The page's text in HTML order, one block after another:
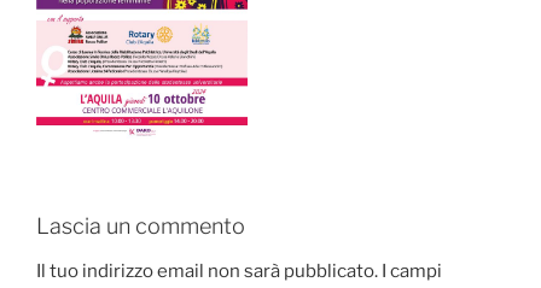
Lascia un commento
Il tuo indirizzo email non sarà pubblicato. I campi